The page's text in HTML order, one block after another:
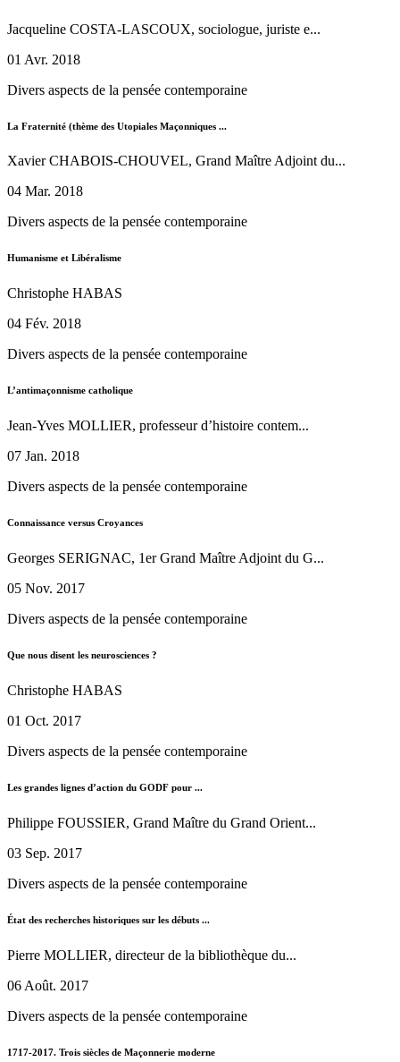
Jacqueline COSTA-LASCOUX, sociologue, juriste e...
01 Avr. 2018
Divers aspects de la pensée contemporaine
La Fraternité (thème des Utopiales Maçonniques ...
Xavier CHABOIS-CHOUVEL, Grand Maître Adjoint du...
04 Mar. 2018
Divers aspects de la pensée contemporaine
Humanisme et Libéralisme
Christophe HABAS
04 Fév. 2018
Divers aspects de la pensée contemporaine
L’antimaçonnisme catholique
Jean-Yves MOLLIER, professeur d’histoire contem...
07 Jan. 2018
Divers aspects de la pensée contemporaine
Connaissance versus Croyances
Georges SERIGNAC, 1er Grand Maître Adjoint du G...
05 Nov. 2017
Divers aspects de la pensée contemporaine
Que nous disent les neurosciences ?
Christophe HABAS
01 Oct. 2017
Divers aspects de la pensée contemporaine
Les grandes lignes d’action du GODF pour ...
Philippe FOUSSIER, Grand Maître du Grand Orient...
03 Sep. 2017
Divers aspects de la pensée contemporaine
État des recherches historiques sur les débuts ...
Pierre MOLLIER, directeur de la bibliothèque du...
06 Août. 2017
Divers aspects de la pensée contemporaine
1717-2017. Trois siècles de Maçonnerie moderne